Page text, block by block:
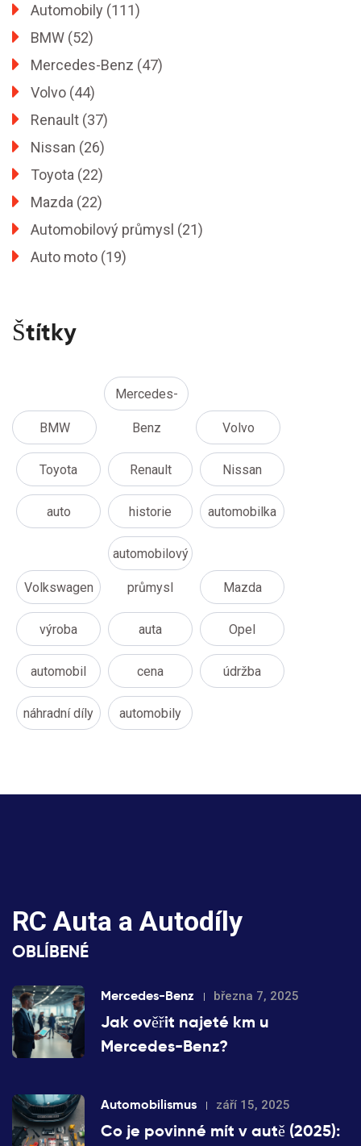
Automobily (111)
BMW (52)
Mercedes-Benz (47)
Volvo (44)
Renault (37)
Nissan (26)
Toyota (22)
Mazda (22)
Automobilový průmysl (21)
Auto moto (19)
Štítky
BMW
Mercedes-
Benz Volvo
Toyota Renault Nissan
auto historie automobilka
Volkswagen
automobilový
průmysl Mazda
výroba auta Opel
automobil cena údržba
náhradní díly automobily
RC Auta a Autodíly
OBLÍBENÉ
Mercedes-Benz března 7, 2025
Jak ověřit najeté km u
Mercedes-Benz?
Automobilismus září 15, 2025
Co je povinné mít v autě (2025):